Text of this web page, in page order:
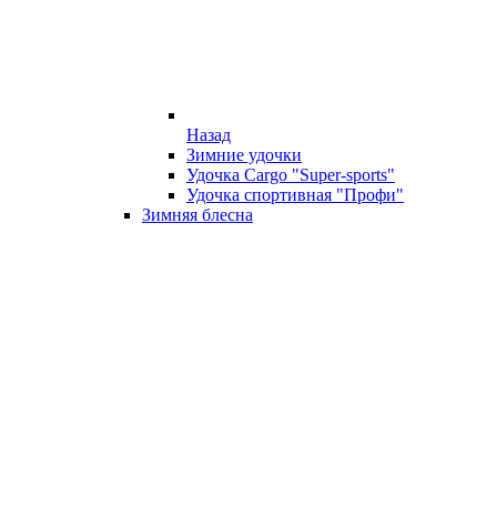
Назад
Зимние удочки
Удочка Cargo "Super-sports"
Удочка спортивная "Профи"
Зимняя блесна